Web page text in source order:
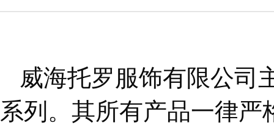
威海托罗服饰有限公司
系列。其所有产品一律